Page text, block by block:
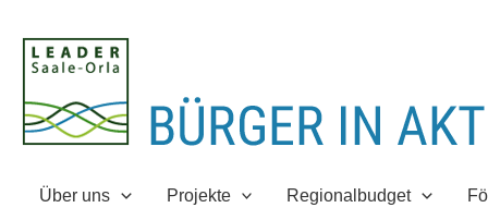
Inhalt
springen
Über uns Projekte Regionalbudget